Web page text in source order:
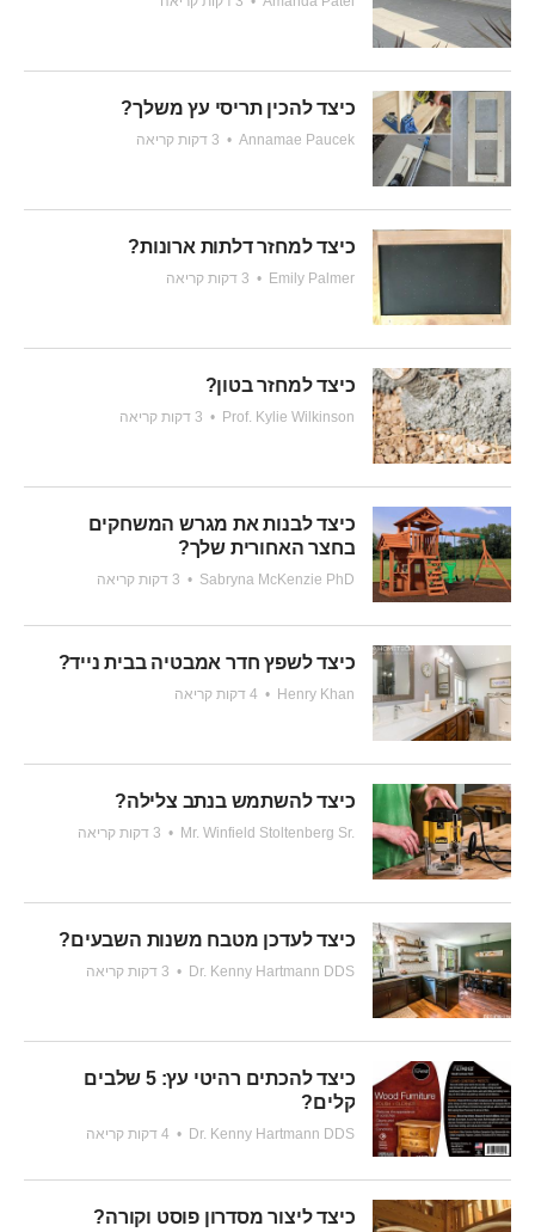
כיצד להכין תריסי עץ משלך?
Annamae Paucek
•
כיצד למחזר דלתות ארונות?
Emily Palmer
•
כיצד למחזר בטון?
Prof. Kylie Wilkinson
•
כיצד לבנות את מגרש המשחקים
בחצר האחורית שלך?
Sabryna McKenzie PhD
•
כיצד לשפץ חדר אמבטיה בבית נייד?
Henry Khan
•
כיצד להשתמש בנתב צלילה?
Mr. Winfield Stoltenberg Sr.
•
כיצד לעדכן מטבח משנות השבעים?
Dr. Kenny Hartmann DDS
•
כיצד להכתים רהיטי עץ: 5 שלבים
קלים?
Dr. Kenny Hartmann DDS
•
כיצד ליצור מסדרון פוסט וקורה?